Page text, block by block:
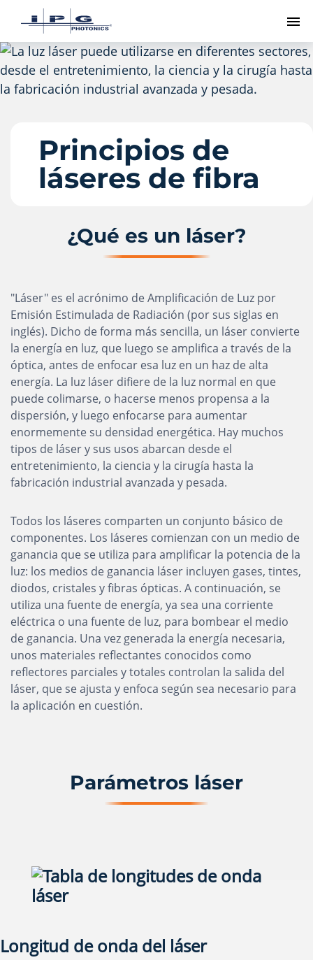
Principios de
láseres de fibra
¿Qué es un láser?
"Láser" es el acrónimo de Amplificación de Luz por
Emisión Estimulada de Radiación (por sus siglas en
inglés). Dicho de forma más sencilla, un láser convierte
la energía en luz, que luego se amplifica a través de la
óptica, antes de enfocar esa luz en un haz de alta
energía. La luz láser difiere de la luz normal en que
puede colimarse, o hacerse menos propensa a la
dispersión, y luego enfocarse para aumentar
enormemente su densidad energética. Hay muchos
tipos de láser y sus usos abarcan desde el
entretenimiento, la ciencia y la cirugía hasta la
fabricación industrial avanzada y pesada.
Todos los láseres comparten un conjunto básico de
componentes. Los láseres comienzan con un medio de
ganancia que se utiliza para amplificar la potencia de la
luz: los medios de ganancia láser incluyen gases, tintes,
diodos, cristales y fibras ópticas. A continuación, se
utiliza una fuente de energía, ya sea una corriente
eléctrica o una fuente de luz, para bombear el medio
de ganancia. Una vez generada la energía necesaria,
unos materiales reflectantes conocidos como
reflectores parciales y totales controlan la salida del
láser, que se ajusta y enfoca según sea necesario para
la aplicación en cuestión.
Parámetros láser
Longitud de onda del láser